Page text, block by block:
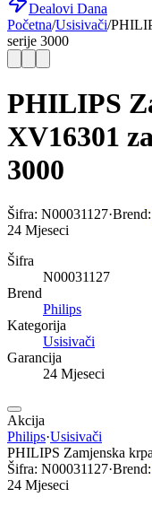
Dealovi Dana
Početna/Usisivači/
serije 3000
PHILIPS
XV16301
3000
Šifra: N00031127·Brend:
24 Mjeseci
Šifra
N00031127
Brend
Philips
Kategorija
Usisivači
Garancija
24 Mjeseci
Akcija
Philips·Usisivači
PHILIPS Zamjenska
Šifra: N00031127·Brend:
24 Mjeseci